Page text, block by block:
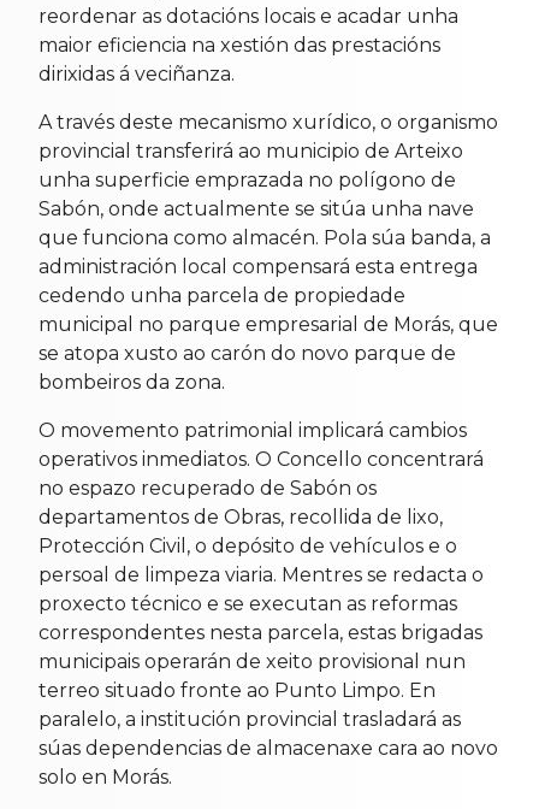
reordenar as dotacións locais e acadar unha
maior eficiencia na xestión das prestacións
dirixidas á veciñanza.
A través deste mecanismo xurídico, o organismo
provincial transferirá ao municipio de Arteixo
unha superficie emprazada no polígono de
Sabón, onde actualmente se sitúa unha nave
que funciona como almacén. Pola súa banda, a
administración local compensará esta entrega
cedendo unha parcela de propiedade
municipal no parque empresarial de Morás, que
se atopa xusto ao carón do novo parque de
bombeiros da zona.
O movemento patrimonial implicará cambios
operativos inmediatos. O Concello concentrará
no espazo recuperado de Sabón os
departamentos de Obras, recollida de lixo,
Protección Civil, o depósito de vehículos e o
persoal de limpeza viaria. Mentres se redacta o
proxecto técnico e se executan as reformas
correspondentes nesta parcela, estas brigadas
municipais operarán de xeito provisional nun
terreo situado fronte ao Punto Limpo. En
paralelo, a institución provincial trasladará as
súas dependencias de almacenaxe cara ao novo
solo en Morás.